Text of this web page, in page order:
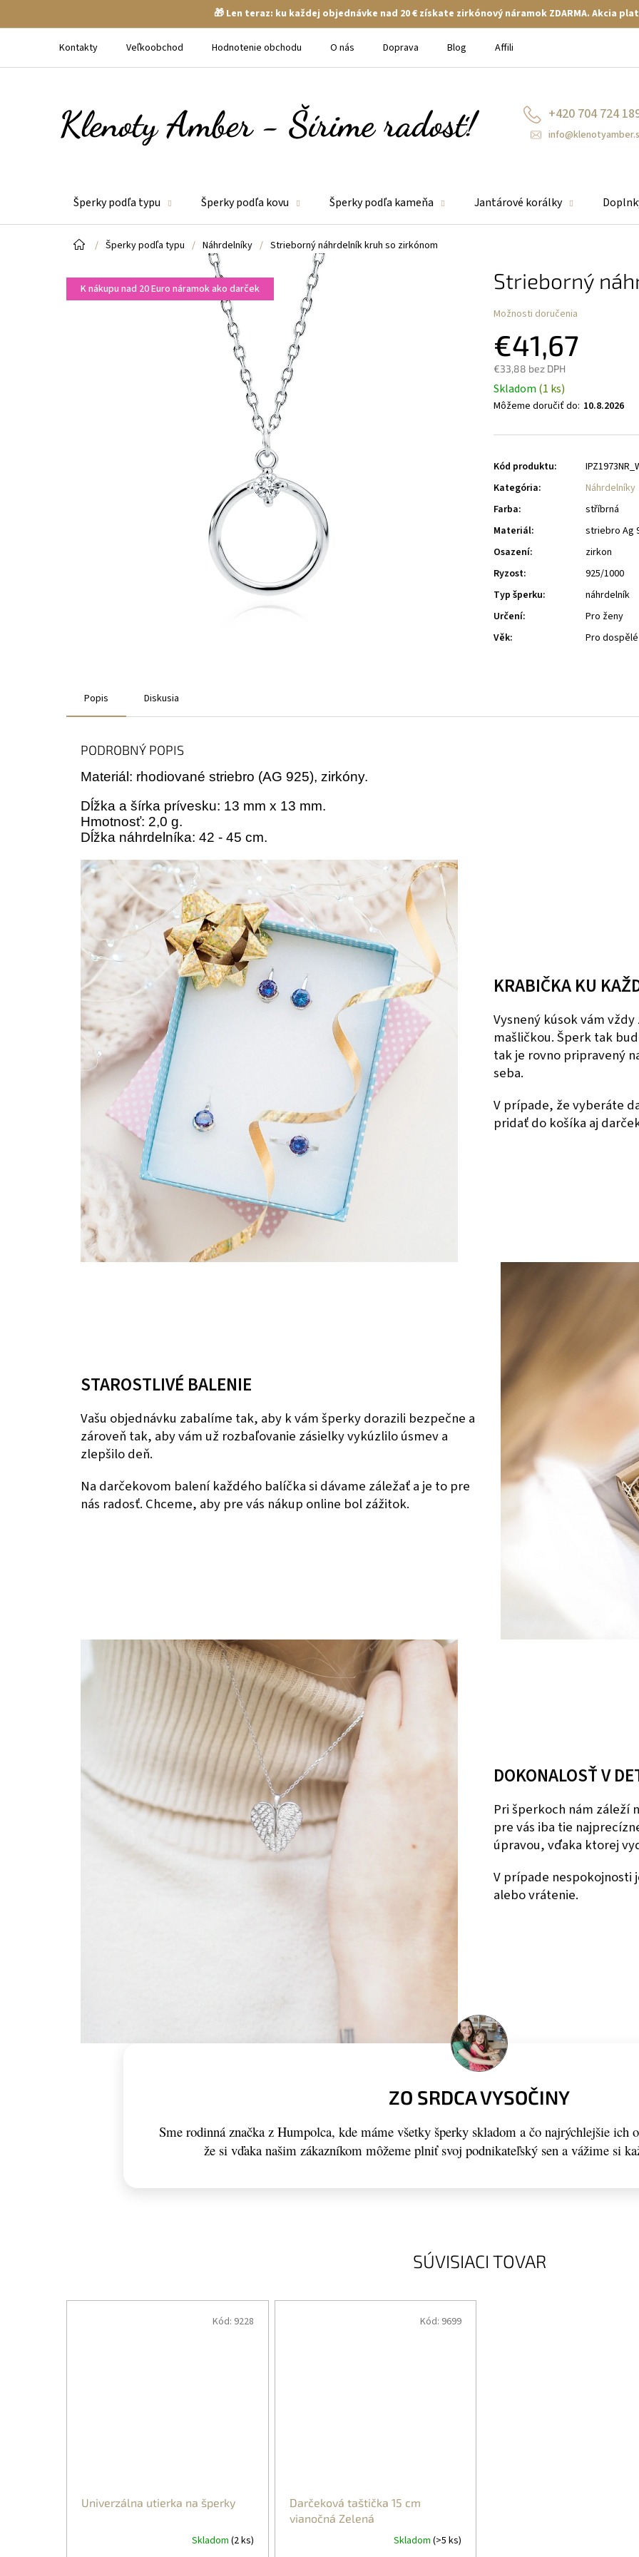
🎁 Len teraz: ku každej objednávke nad 20 € získate zirkónový náramok ZDARMA. Akcia
Kontakty Veľkoobchod Hodnotenie obchodu O nás Doprava Blog Affiliate
+420 704 724
Šperky podľa typu Šperky podľa kovu Šperky podľa kameňa Jantárové korálky
Domov
/ Šperky podľa typu / Náhrdelníky / Strieborný náhrdelník kruh so zirkónom
K nákupu nad 20 Euro náramok ako darček Strieborný
€41,67
€33,88 bez DPH
Skladom (1 ks)
Môžeme doručiť do: 10.8.2026
Možnosti doručenia
Kód produktu:
Kategória:
Náhrdelníky
Farba:
stříbrná
Materiál:
striebro Ag
Osazení:
zirkon
Ryzost:
925/1000
Typ šperku:
náhrdelník
Určení:
Pro ženy
Věk: Pro dospělé
SÚVISIACI TOVAR
Univerzálna utierka na šperky
Skladom (2 ks)
Kód: 9228
Darčeková taštička 15 cm
vianočná Zelená
Skladom (>5 ks)
Kód: 9699
Popis Diskusia
PODROBNÝ POPIS
Materiál: rhodiované striebro (AG 925), zirkóny.
Dĺžka a šírka prívesku: 13 mm x 13 mm.
Hmotnosť: 2,0 g.
Dĺžka náhrdelníka: 42 - 45 cm.
KRABIČKA KU
Vysnený kúsok vám
mašličkou. Šperk tak
tak je rovno pripravený
seba.
V prípade, že vyberáte
pridať do košíka aj
STAROSTLIVÉ BALENIE
Vašu objednávku zabalíme tak, aby k vám šperky dorazili bezpečne a
zároveň tak, aby vám už rozbaľovanie zásielky vykúzlilo úsmev a
zlepšilo deň.
Na darčekovom balení každého balíčka si dávame záležať a je to pre
nás radosť. Chceme, aby pre vás nákup online bol zážitok.
DOKONALOSŤ V
Pri šperkoch nám záleží
pre vás iba tie
úpravou, vďaka ktorej
V prípade nespokojnosti
alebo vrátenie.
ZO SRDCA VYSOČINY
Sme rodinná značka z Humpolca, kde máme všetky šperky skladom a čo najrýchlejšie ich
že si vďaka našim zákazníkom môžeme plniť svoj podnikateľský sen a vážime si